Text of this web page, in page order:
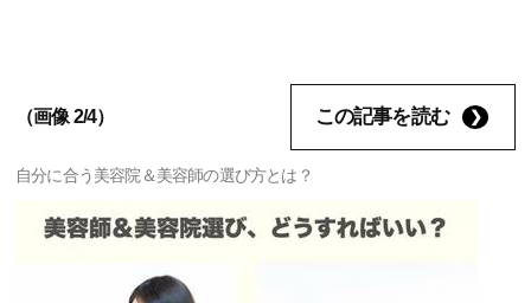
（画像 2/4） この記事を読む
自分に合う美容院＆美容師の選び方とは？